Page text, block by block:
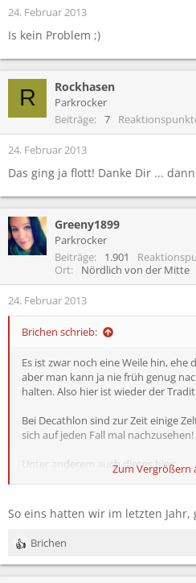
24. Februar 2013
Is kein Problem ;)
R Rockhasen
Parkrocker
Beiträge
7
24. Februar 2013
Das ging ja flott! Danke Dir ...
Greeny1899
Parkrocker
Beiträge
1.901
Ort
Nördlich von der Mitte
24. Februar 2013
Brichen schrieb:
Es ist zwar noch eine Weile hin, ehe
aber man kann ja nie früh genug
halten. Also hier ist wieder der
Bei Decathlon sind zur Zeit einige
sich auf jeden Fall mal nachzusehen!
Unter anderem auch dieses hier:
http://www.decathlon.de/wurfzelt-
Hat damit zufällig jemand
von Quechua, das Teil ist auch
Vorzelt...Und mit so nem Teil in der
Zum Vergrößern
So eins hatten wir im letzten Jahr,
R
e
Brichen